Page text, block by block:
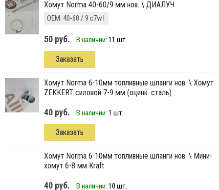
хомут Norma 40-60/9 мм нов. \ ДИАЛУЧ
ОЕМ: 40-60 / 9 c7w1
50 руб. В наличии: 11 шт.
Заказать
хомут Norma 6-10мм топливные шланги нов. \ Хомут
ZEKKERT силовой 7-9 мм (оцинк. сталь)
40 руб. В наличии: 1 шт.
Заказать
хомут Norma 6-10мм топливные шланги нов. \ Мини-
хомут 6-8 мм Kraft
40 руб. В наличии: 10 шт.